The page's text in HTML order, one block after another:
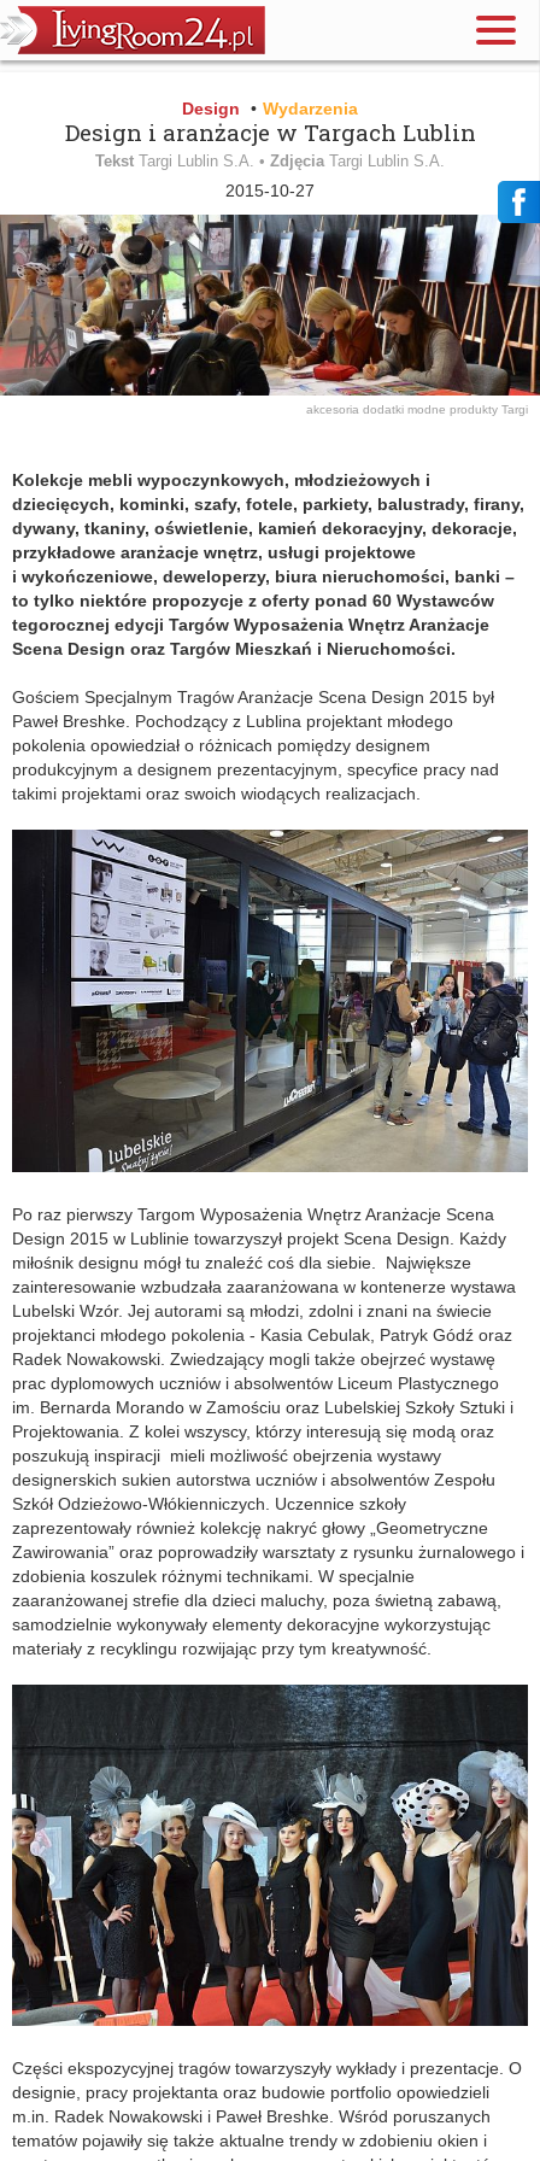
Design • Wydarzenia
Design i aranżacje w Targach Lublin
Tekst Targi Lublin S.A. • Zdjęcia Targi Lublin S.A.
2015-10-27
akcesoria dodatki modne produkty Targi
Kolekcje mebli wypoczynkowych, młodzieżowych i
dziecięcych, kominki, szafy, fotele, parkiety, balustrady, firany,
dywany, tkaniny, oświetlenie, kamień dekoracyjny, dekoracje,
przykładowe aranżacje wnętrz, usługi projektowe
i wykończeniowe, deweloperzy, biura nieruchomości, banki –
to tylko niektóre propozycje z oferty ponad 60 Wystawców
tegorocznej edycji Targów Wyposażenia Wnętrz Aranżacje
Scena Design oraz Targów Mieszkań i Nieruchomości.
Gościem Specjalnym Tragów Aranżacje Scena Design 2015 był
Paweł Breshke. Pochodzący z Lublina projektant młodego
pokolenia opowiedział o różnicach pomiędzy designem
produkcyjnym a designem prezentacyjnym, specyfice pracy nad
takimi projektami oraz swoich wiodących realizacjach.
Po raz pierwszy Targom Wyposażenia Wnętrz Aranżacje Scena
Design 2015 w Lublinie towarzyszył projekt Scena Design. Każdy
miłośnik designu mógł tu znaleźć coś dla siebie. Największe
zainteresowanie wzbudzała zaaranżowana w kontenerze wystawa
Lubelski Wzór. Jej autorami są młodzi, zdolni i znani na świecie
projektanci młodego pokolenia - Kasia Cebulak, Patryk Gódź oraz
Radek Nowakowski. Zwiedzający mogli także obejrzeć wystawę
prac dyplomowych uczniów i absolwentów Liceum Plastycznego
im. Bernarda Morando w Zamościu oraz Lubelskiej Szkoły Sztuki i
Projektowania. Z kolei wszyscy, którzy interesują się modą oraz
poszukują inspiracji mieli możliwość obejrzenia wystawy
designerskich sukien autorstwa uczniów i absolwentów Zespołu
Szkół Odzieżowo-Włókienniczych. Uczennice szkoły
zaprezentowały również kolekcję nakryć głowy „Geometryczne
Zawirowania” oraz poprowadziły warsztaty z rysunku żurnalowego i
zdobienia koszulek różnymi technikami. W specjalnie
zaaranżowanej strefie dla dzieci maluchy, poza świetną zabawą,
samodzielnie wykonywały elementy dekoracyjne wykorzystując
materiały z recyklingu rozwijając przy tym kreatywność.
Części ekspozycyjnej tragów towarzyszyły wykłady i prezentacje. O
designie, pracy projektanta oraz budowie portfolio opowiedzieli
m.in. Radek Nowakowski i Paweł Breshke. Wśród poruszanych
tematów pojawiły się także aktualne trendy w zdobieniu okien i